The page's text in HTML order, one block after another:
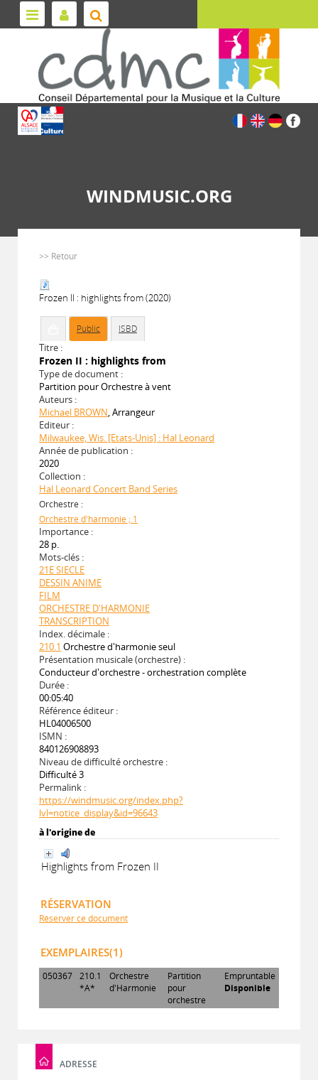
WINDMUSIC.ORG
>> Retour
Frozen II : highlights from (2020)
Public ISBD
Titre :
Frozen II : highlights from
Type de document :
Partition pour Orchestre à vent
Auteurs :
Michael BROWN, Arrangeur
Editeur :
Milwaukee, Wis. [Etats-Unis] : Hal Leonard
Année de publication :
2020
Collection :
Hal Leonard Concert Band Series
Orchestre :
Orchestre d'harmonie ; 1
Importance :
28 p.
Mots-clés :
21E SIECLE
DESSIN ANIME
FILM
ORCHESTRE D'HARMONIE
TRANSCRIPTION
Index. décimale :
210.1 Orchestre d'harmonie seul
Présentation musicale (orchestre) :
Conducteur d'orchestre - orchestration complète
Durée :
00:05:40
Référence éditeur :
HL04006500
ISMN :
840126908893
Niveau de difficulté orchestre :
Difficulté 3
Permalink :
https://windmusic.org/index.php?
lvl=notice_display&id=96643
à l'origine de
Highlights from Frozen II
RÉSERVATION
Réserver ce document
EXEMPLAIRES(1)
050367 210.1
*A*
Orchestre
d'Harmonie
Partition
pour
orchestre
Empruntable
Disponible
ADRESSE